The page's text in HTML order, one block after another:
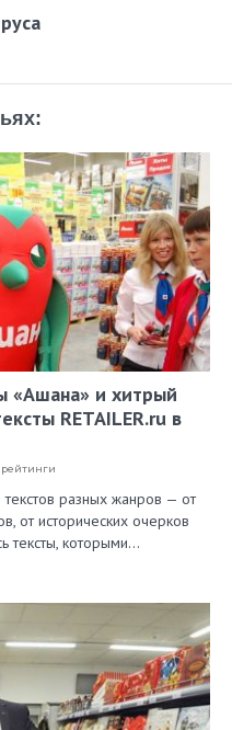
«Ашана» и хитрый
RETAILER.ru в
рейтинги
разных жанров — от
от исторических очерков
тексты, которыми…